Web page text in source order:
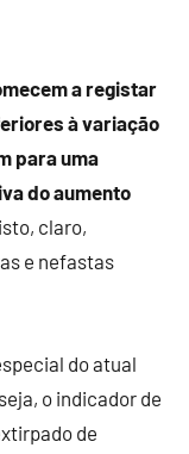
a registar
à variação
para uma
do aumento
claro,
e nefastas
do atual
o indicador de
de